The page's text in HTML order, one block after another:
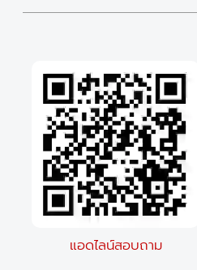
แอดไลน์สอบถาม